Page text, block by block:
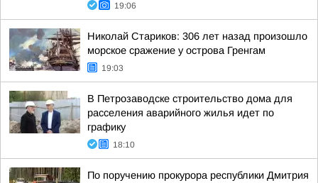
19:06
Николай Стариков: 306 лет назад произошло
морское сражение у острова Гренгам
19:03
В Петрозаводске строительство дома для
расселения аварийного жилья идет по
графику
18:10
По поручению прокурора республики Дмитрия